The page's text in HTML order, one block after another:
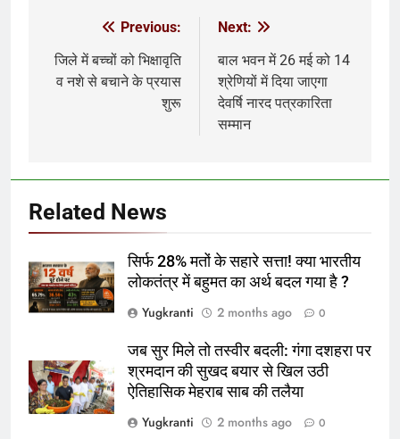
navigation
Previous:
जिले में बच्चों को भिक्षावृति
व नशे से बचाने के प्रयास
शुरू
Next:
बाल भवन में 26 मई को 14
श्रेणियों में दिया जाएगा
देवर्षि नारद पत्रकारिता
सम्मान
Related News
सिर्फ 28% मतों के सहारे सत्ता! क्या भारतीय
लोकतंत्र में बहुमत का अर्थ बदल गया है ?
Yugkranti
2 months ago 0
जब सुर मिले तो तस्वीर बदली: गंगा दशहरा पर
श्रमदान की सुखद बयार से खिल उठी
ऐतिहासिक मेहराब साब की तलैया
Yugkranti
2 months ago 0